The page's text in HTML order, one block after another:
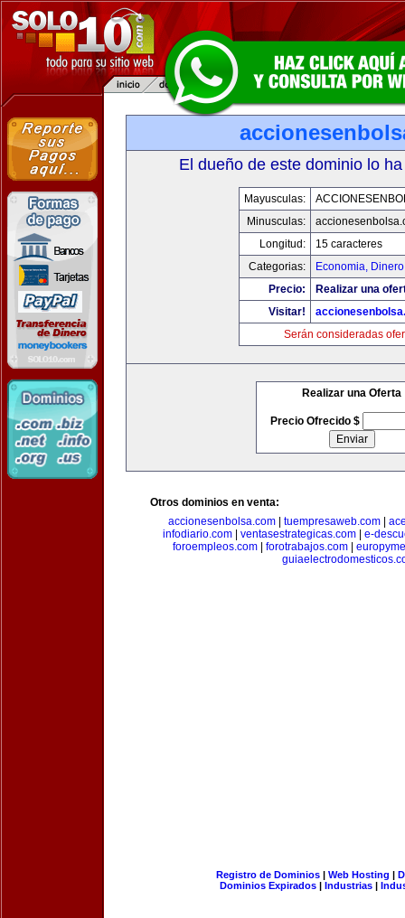
El dueño de este dominio lo
Mayusculas:
Minusculas:
Longitud:
15 caracteres
Categorias:
Economia,
Precio:
Realizar una
Visitar!
Serán consideradas
Realizar una Oferta
Precio Ofrecido $
Otros dominios en venta:
accionesenbolsa.com
tuempresaweb.com
infodiario.com| ventasestrategicas.com| e-
foroempleos.com
forotrabajos.com
Registro de Dominios| Web Hosting |
Dominios Expirados | Industrias |